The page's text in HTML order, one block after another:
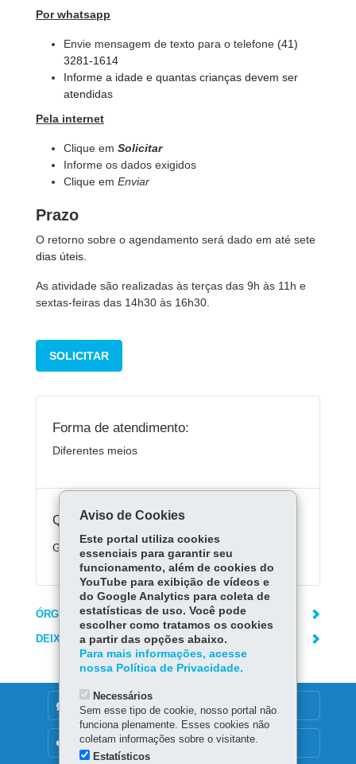
Por whatsapp
Envie mensagem de texto para o telefone (41)
3281-1614
Informe a idade e quantas crianças devem ser
atendidas
Pela internet
Clique em Solicitar
Informe os dados exigidos
Clique em Enviar
Prazo
O retorno sobre o agendamento será dado em até sete
dias úteis.
As atividade são realizadas às terças das 9h às 11h e
sextas-feiras das 14h30 às 16h30.
SOLICITAR
Forma de atendimento:
Diferentes meios
Quanto custa:
Gratuito
ÓRGÃO RESPONSÁVEL
DEIXE SUA OPINIÃO
DENUNCIE CORRUPÇÃO
OUVIDORIA
Aviso de Cookies
Este portal utiliza cookies
essenciais para garantir seu
funcionamento, além de cookies do
YouTube para exibição de vídeos e
do Google Analytics para coleta de
estatísticas de uso. Você pode
escolher como tratamos os cookies
a partir das opções abaixo.
Para mais informações, acesse
nossa Política de Privacidade.
Necessários
Sem esse tipo de cookie, nosso portal não
funciona plenamente. Esses cookies não
coletam informações sobre o visitante.
Estatísticos